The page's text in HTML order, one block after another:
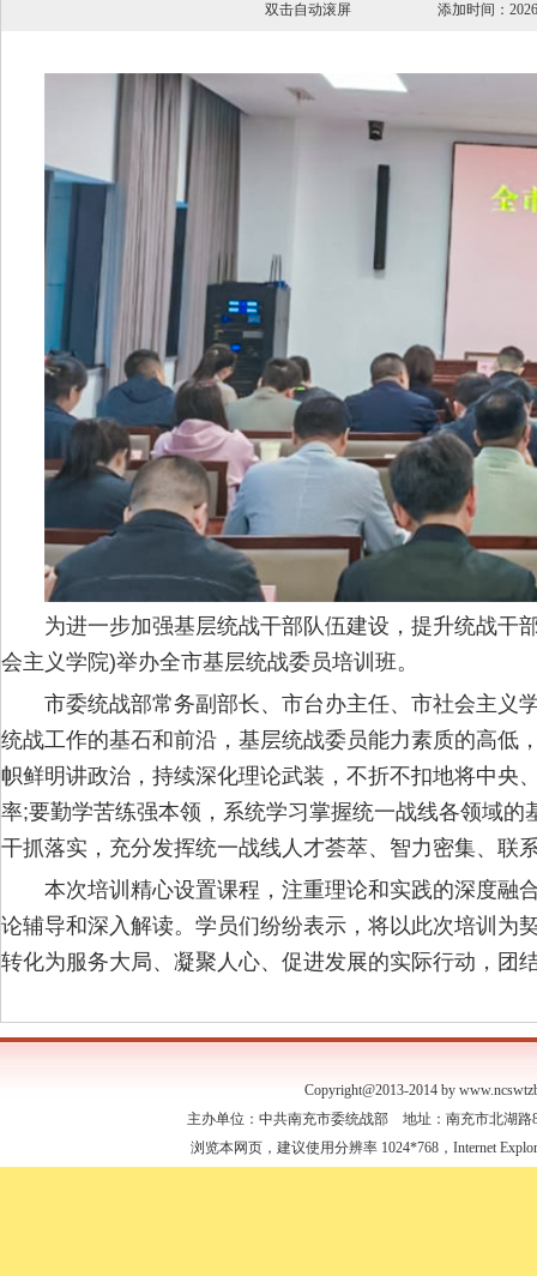
双击自动滚屏 添加时间
为进一步加强基层统战干部队伍建设，提升统战
会主义学院)举办全市基层统战委员培训班。
市委统战部常务副部长、市台办主任、市社会主义
统战工作的基石和前沿，基层统战委员能力素质的高低
帜鲜明讲政治，持续深化理论武装，不折不扣地将中央
率;要勤学苦练强本领，系统学习掌握统一战线各领域
干抓落实，充分发挥统一战线人才荟萃、智力密集、联
本次培训精心设置课程，注重理论和实践的深度融
论辅导和深入解读。学员们纷纷表示，将以此次培训为
转化为服务大局、凝聚人心、促进发展的实际行动，团
Copyright@2013-2014 by
主办单位：中共南充市委统战部 地址：南充市北湖
浏览本网页，建议使用分辨率 1024*768，Internet